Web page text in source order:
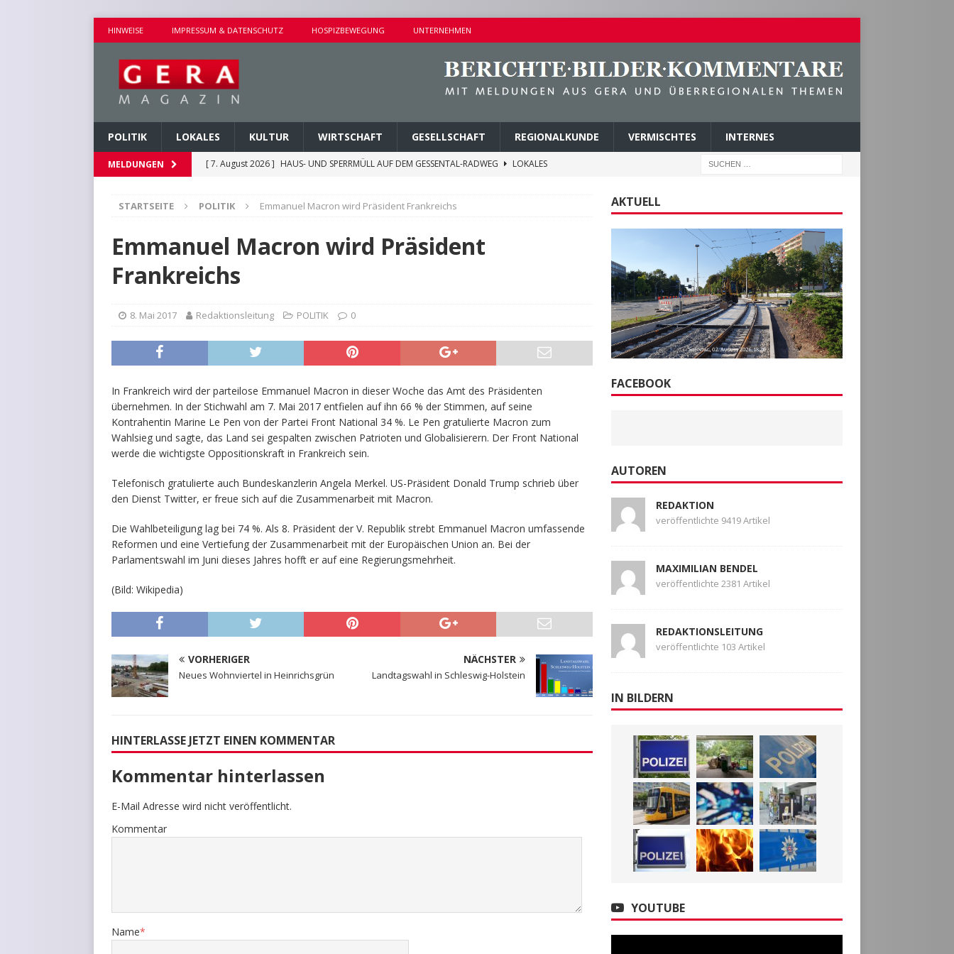
HINWEISE IMPRESSUM & DATENSCHUTZ HOSPIZBEWEGUNG UNTERNEHMEN
POLITIK LOKALES KULTUR WIRTSCHAFT GESELLSCHAFT REGIONALKUNDE VERMISCHTES INTERNES
MELDUNGEN [ 7. August 2026 ] HAUS- UND SPERRMÜLL AUF DEM GESSENTAL-RADWEG
LOKALES
[ 7. August 2026 ] NEUE FAHRPREISE SEIT 1. AUGUST 2026
LOKALES
[ 7. August 2026 ]
KEINE WEITEREN DETAILS BEKANNT
VERMISCHTES
STARTSEITE POLITIK Emmanuel Macron wird Präsident Frankreichs
Emmanuel Macron wird Präsident
Frankreichs
8. Mai 2017 Redaktionsleitung POLITIK 0
In Frankreich wird der parteilose Emmanuel Macron in dieser Woche das Amt des Präsidenten
übernehmen. In der Stichwahl am 7. Mai 2017 entfielen auf ihn 66 % der Stimmen, auf seine
Kontrahentin Marine Le Pen von der Partei Front National 34 %. Le Pen gratulierte Macron zum
Wahlsieg und sagte, das Land sei gespalten zwischen Patrioten und Globalisierern. Der Front National
werde die wichtigste Oppositionskraft in Frankreich sein.
Telefonisch gratulierte auch Bundeskanzlerin Angela Merkel. US-Präsident Donald Trump schrieb über
den Dienst Twitter, er freue sich auf die Zusammenarbeit mit Macron.
Die Wahlbeteiligung lag bei 74 %. Als 8. Präsident der V. Republik strebt Emmanuel Macron umfassende
Reformen und eine Vertiefung der Zusammenarbeit mit der Europäischen Union an. Bei der
Parlamentswahl im Juni dieses Jahres hofft er auf eine Regierungsmehrheit.
(Bild: Wikipedia)
VORHERIGER
Neues Wohnviertel in Heinrichsgrün
NÄCHSTER
Landtagswahl in Schleswig-Holstein
HINTERLASSE JETZT EINEN KOMMENTAR
Kommentar hinterlassen
E-Mail Adresse wird nicht veröffentlicht.
Kommentar
Name*
AKTUELL
FACEBOOK
AUTOREN
REDAKTION
veröffentlichte 9419 Artikel
MAXIMILIAN BENDEL
veröffentlichte 2381 Artikel
REDAKTIONSLEITUNG
veröffentlichte 103 Artikel
IN BILDERN
YOUTUBE